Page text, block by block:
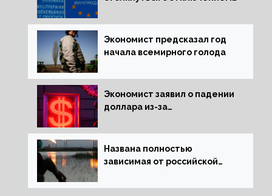
Экономист предсказал год
начала всемирного голода
Экономист заявил о падении
доллара из-за
Названа полностью
зависимая от российской